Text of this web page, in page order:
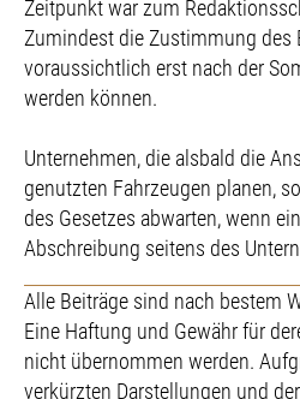
Zeitpunkt war zum
Zumindest die Zustimmung des
voraussichtlich erst nach der
werden können.
Unternehmen, die alsbald die
genutzten Fahrzeugen planen,
des Gesetzes abwarten, wenn
Abschreibung seitens des
Alle Beiträge sind nach bestem
Eine Haftung und Gewähr für
nicht übernommen werden.
verkürzten Darstellungen und